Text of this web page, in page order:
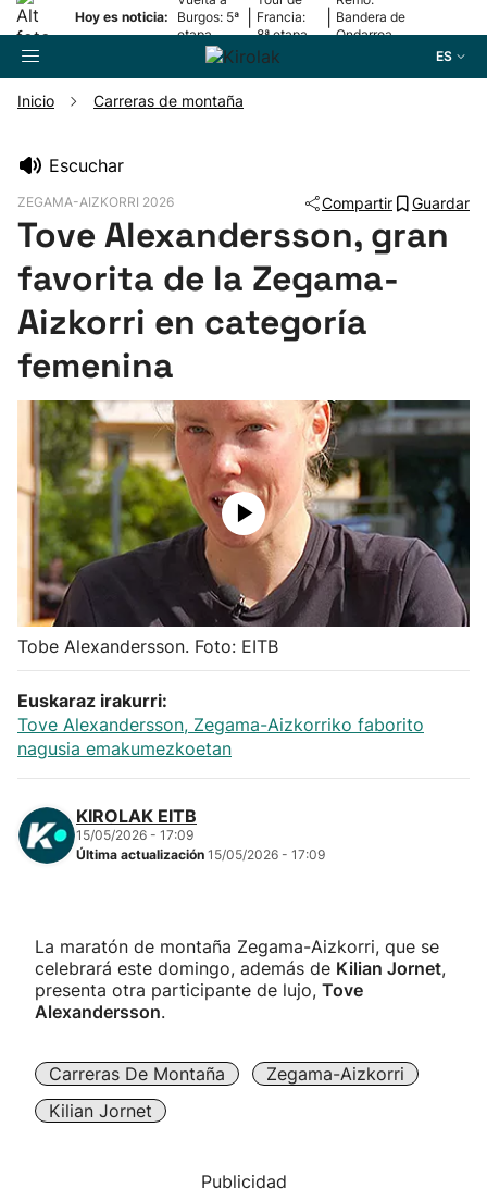
Hoy es noticia:
Burgos: 5ª
etapa
Francia:
8ª etapa
Bandera de
Ondarroa
ES
Pelota
Remo
Baloncesto
Ciclismo
Herri-kirolak
Balonmano
Kirolak 360
Atletismo
Carreras de montaña
Más deportes
Inicio Carreras de montaña
Escuchar
ZEGAMA-AIZKORRI 2026 Compartir Guardar
Tove Alexandersson, gran
favorita de la Zegama-
Aizkorri en categoría
femenina
Tobe Alexandersson. Foto: EITB
Euskaraz irakurri:
Tove Alexandersson, Zegama-Aizkorriko faborito
nagusia emakumezkoetan
KIROLAK EITB
15/05/2026 - 17:09
Última actualización 15/05/2026 - 17:09
La maratón de montaña Zegama-Aizkorri, que se
celebrará este domingo, además de Kilian Jornet,
presenta otra participante de lujo, Tove
Alexandersson.
Carreras De Montaña
Zegama-Aizkorri
Kilian Jornet
Publicidad